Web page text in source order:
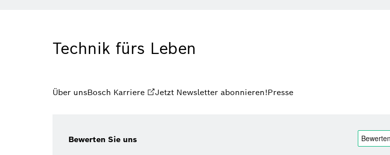
Technik fürs Leben
Über unsBosch Karriere Jetzt Newsletter abonnieren!Presse
Bewerten Sie uns